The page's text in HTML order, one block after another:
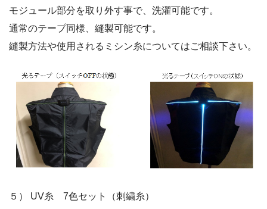
モジュール部分を取り外す事で、洗濯可能です。
通常のテープ同様、縫製可能です。
縫製方法や使用されるミシン糸についてはご相談下さい。
５） UV糸 7色セット（刺繍糸）